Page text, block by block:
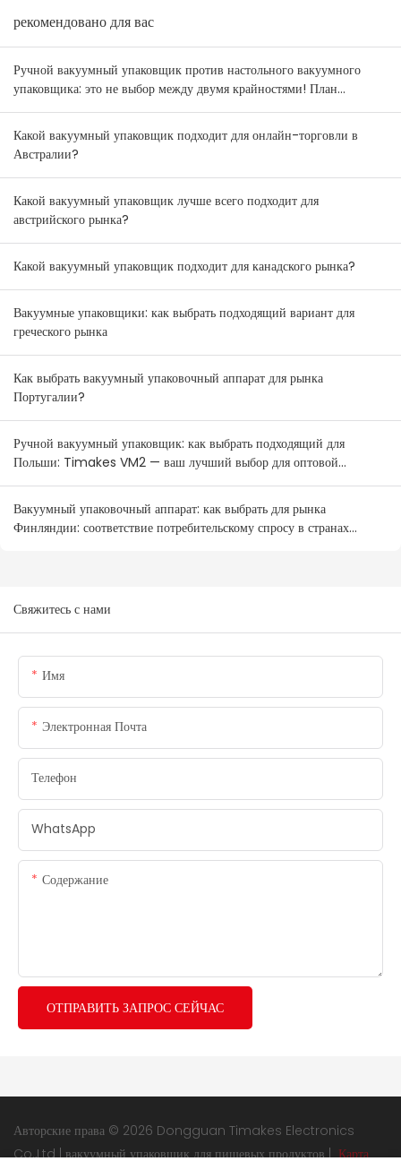
рекомендовано для вас
Ручной вакуумный упаковщик против настольного вакуумного
упаковщика: это не выбор между двумя крайностями! План
комбинирования товаров для оптовиков Австралии и Новой
Зеландии.
Какой вакуумный упаковщик подходит для онлайн-торговли в
Австралии?
Какой вакуумный упаковщик лучше всего подходит для
австрийского рынка?
Какой вакуумный упаковщик подходит для канадского рынка?
Вакуумные упаковщики: как выбрать подходящий вариант для
греческого рынка
Как выбрать вакуумный упаковочный аппарат для рынка
Португалии?
Ручной вакуумный упаковщик: как выбрать подходящий для
Польши: Timakes VM2 — ваш лучший выбор для оптовой
продажи.
Вакуумный упаковочный аппарат: как выбрать для рынка
Финляндии: соответствие потребительскому спросу в странах
Свяжитесь с нами
Имя
Электронная Почта
Телефон
WhatsApp
Содержание
ОТПРАВИТЬ ЗАПРОС СЕЙЧАС
Авторские права © 2026 Dongguan Timakes Electronics
Co.,Ltd |вакуумный упаковщик для пищевых продуктов| Карта